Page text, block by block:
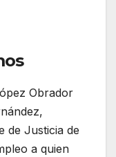
Obrador
de Justicia de
a quien